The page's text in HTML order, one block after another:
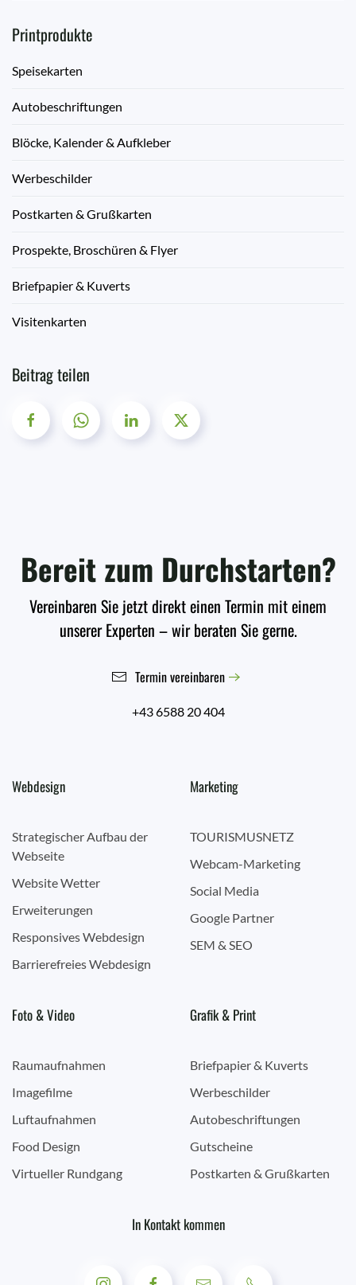
Printprodukte
Speisekarten
Autobeschriftungen
Blöcke, Kalender & Aufkleber
Werbeschilder
Postkarten & Grußkarten
Prospekte, Broschüren & Flyer
Briefpapier & Kuverts
Visitenkarten
Beitrag teilen
Bereit zum Durchstarten?
Vereinbaren Sie jetzt direkt einen Termin mit einem
unserer Experten – wir beraten Sie gerne.
Termin vereinbaren
+43 6588 20 404
Webdesign
Strategischer Aufbau der
Webseite
Website Wetter
Erweiterungen
Responsives Webdesign
Barrierefreies Webdesign
Marketing
TOURISMUSNETZ
Webcam-Marketing
Social Media
Google Partner
SEM & SEO
Foto & Video
Raumaufnahmen
Imagefilme
Luftaufnahmen
Food Design
Virtueller Rundgang
Grafik & Print
Briefpapier & Kuverts
Werbeschilder
Autobeschriftungen
Gutscheine
Postkarten & Grußkarten
In Kontakt kommen